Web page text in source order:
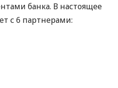
банка. В настоящее
с 6 партнерами: